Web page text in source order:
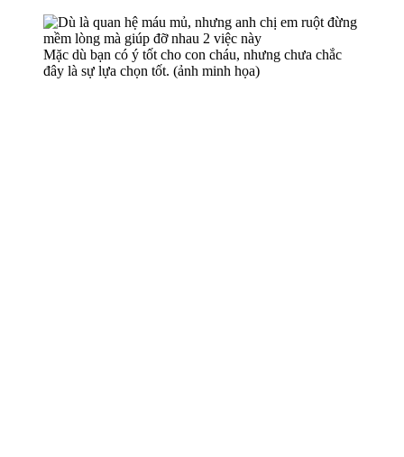
Mặc dù bạn có ý tốt cho con cháu, nhưng chưa chắc
đây là sự lựa chọn tốt. (ảnh minh họa)